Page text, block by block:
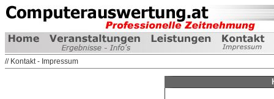
// Kontakt - Impressum